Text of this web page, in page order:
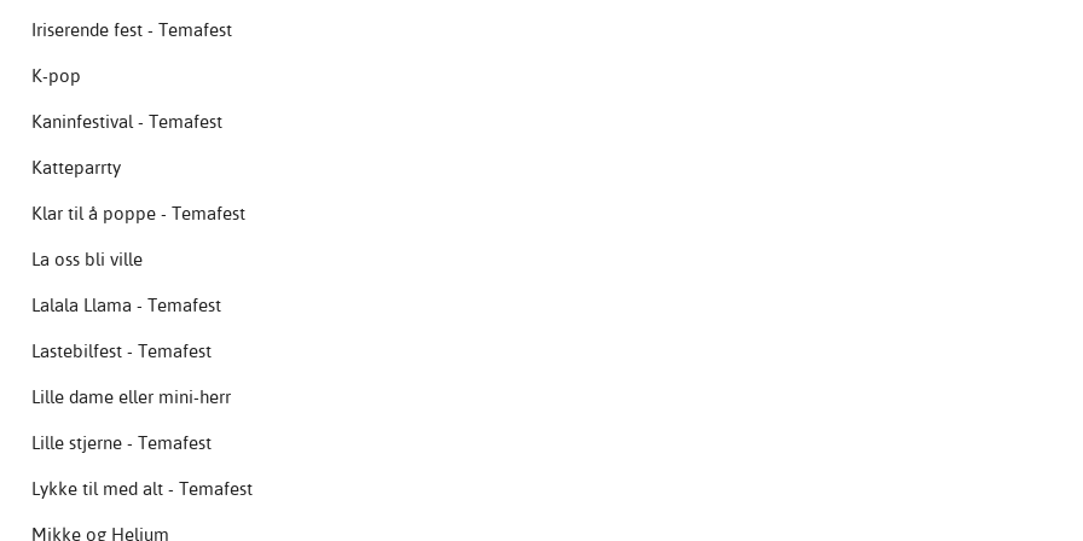
Iriserende fest - Temafest
K-pop
Kaninfestival - Temafest
Katteparrty
Klar til å poppe - Temafest
La oss bli ville
Lalala Llama - Temafest
Lastebilfest - Temafest
Lille dame eller mini-herr
Lille stjerne - Temafest
Lykke til med alt - Temafest
Mikke og Helium